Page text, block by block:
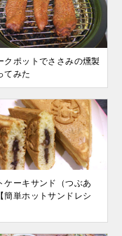
クポットでささみの燻製
てみた
ケーキサンド（つぶあ
簡単ホットサンドレシ